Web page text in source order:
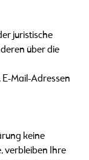
juristische
über die
Mail-Adressen
keine
verbleiben Ihre